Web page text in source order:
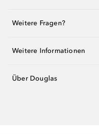
Weitere Fragen?
Weitere Informationen
Über Douglas